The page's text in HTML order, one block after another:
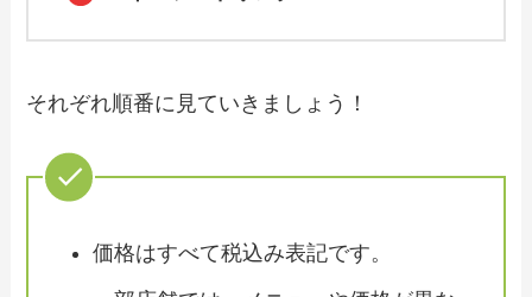
ューや値段も解説
【2024年最新】回転寿司みさきのテイク
それぞれ順番に見ていきましょう！
価格はすべて税込み表記です。